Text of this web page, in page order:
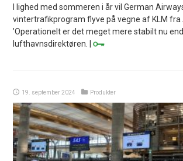
I lighed med sommeren i år vil German
vintertrafikprogram flyve på vegne af KLM fra
’Operationelt er det meget mere stabilt nu
lufthavnsdirektøren. |
19. september 2024 Produkter